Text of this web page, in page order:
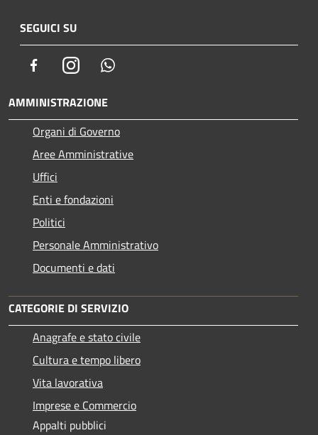
SEGUICI SU
FacebookInstagram
AMMINISTRAZIONE
Organi di Governo
Aree Amministrative
Uffici
Enti e fondazioni
Politici
Personale Amministrativo
Documenti e dati
CATEGORIE DI SERVIZIO
Anagrafe e stato civile
Cultura e tempo libero
Vita lavorativa
Imprese e Commercio
Appalti pubblici